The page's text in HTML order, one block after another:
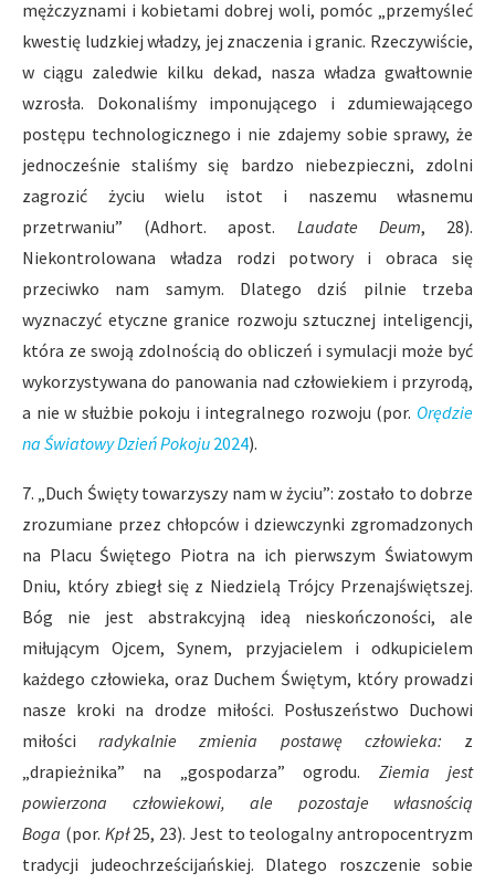
mężczyznami i kobietami dobrej woli, pomóc „przemyśleć
kwestię ludzkiej władzy, jej znaczenia i granic. Rzeczywiście,
w ciągu zaledwie kilku dekad, nasza władza gwałtownie
wzrosła. Dokonaliśmy imponującego i zdumiewającego
postępu technologicznego i nie zdajemy sobie sprawy, że
jednocześnie staliśmy się bardzo niebezpieczni, zdolni
zagrozić życiu wielu istot i naszemu własnemu
przetrwaniu” (Adhort. apost. Laudate Deum, 28).
Niekontrolowana władza rodzi potwory i obraca się
przeciwko nam samym. Dlatego dziś pilnie trzeba
wyznaczyć etyczne granice rozwoju sztucznej inteligencji,
która ze swoją zdolnością do obliczeń i symulacji może być
wykorzystywana do panowania nad człowiekiem i przyrodą,
a nie w służbie pokoju i integralnego rozwoju (por. Orędzie
na Światowy Dzień Pokoju 2024).
7. „Duch Święty towarzyszy nam w życiu”: zostało to dobrze
zrozumiane przez chłopców i dziewczynki zgromadzonych
na Placu Świętego Piotra na ich pierwszym Światowym
Dniu, który zbiegł się z Niedzielą Trójcy Przenajświętszej.
Bóg nie jest abstrakcyjną ideą nieskończoności, ale
miłującym Ojcem, Synem, przyjacielem i odkupicielem
każdego człowieka, oraz Duchem Świętym, który prowadzi
nasze kroki na drodze miłości. Posłuszeństwo Duchowi
miłościradykalnie zmienia postawę człowieka: z
„drapieżnika” na „gospodarza” ogrodu. Ziemia jest
powierzona człowiekowi, ale pozostaje własnością
Boga (por. Kpł25, 23). Jest to teologalny antropocentryzm
tradycji judeochrześcijańskiej. Dlatego roszczenie sobie